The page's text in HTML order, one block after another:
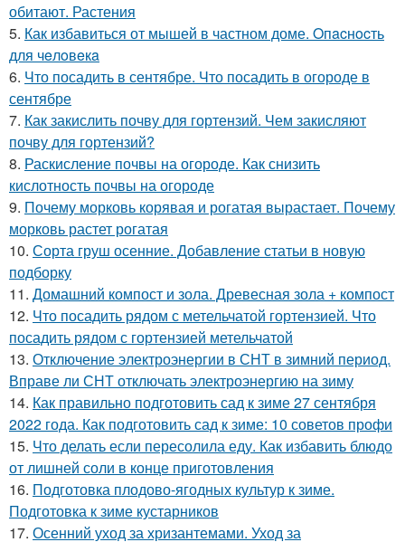
обитают. Растения
5. Как избавиться от мышей в частном доме. Oпacнocть
для чeлoвeкa
6. Что посадить в сентябре. Что посадить в огороде в
сентябре
7. Как закислить почву для гортензий. Чем закисляют
почву для гортензий?
8. Раскисление почвы на огороде. Как снизить
кислотность почвы на огороде
9. Почему морковь корявая и рогатая вырастает. Почему
морковь растет рогатая
10. Сорта груш осенние. Добавление статьи в новую
подборку
11. Домашний компост и зола. Древесная зола + компост
12. Что посадить рядом с метельчатой гортензией. Что
посадить рядом с гортензией метельчатой
13. Отключение электроэнергии в СНТ в зимний период.
Вправе ли СНТ отключать электроэнергию на зиму
14. Как правильно подготовить сад к зиме 27 сентября
2022 года. Как подготовить сад к зиме: 10 советов профи
15. Что делать если пересолила еду. Как избавить блюдо
от лишней соли в конце приготовления
16. Подготовка плодово-ягодных культур к зиме.
Подготовка к зиме кустарников
17. Осенний уход за хризантемами. Уход за